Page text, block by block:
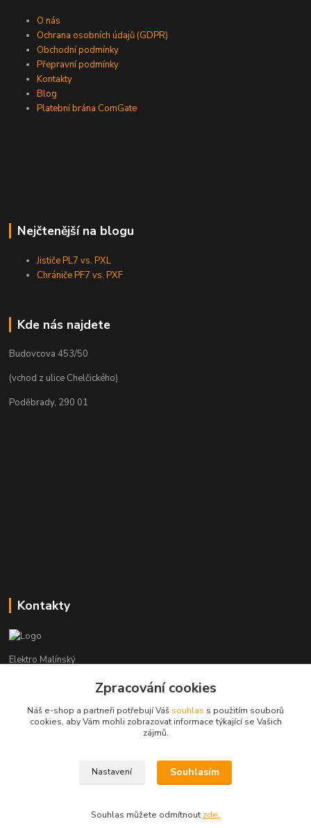
O nás
Ochrana osobních údajů (GDPR)
Obchodní podmínky
Přepravní podmínky
Kontakty
Blog
Platební brána ComGate
Nejčtenější na blogu
Jističe PL7 vs. PXL
Chrániče PF7 vs. PXF
Kde nás najdete
Budovcova 453/50
(vchod z ulice Chelčického)
Poděbrady, 290 01
Kontakty
Elektro Malínský
+420 608 255 160
(Po-Čt - 8:30-16:00, Pá - 8:30-14:00)
Zpracování cookies
Náš e-shop a partneři potřebují Váš souhlas s použitím souborů
cookies, aby Vám mohli zobrazovat informace týkající se Vašich
zájmů.
Nastavení Souhlasím
Souhlas můžete odmítnout zde.